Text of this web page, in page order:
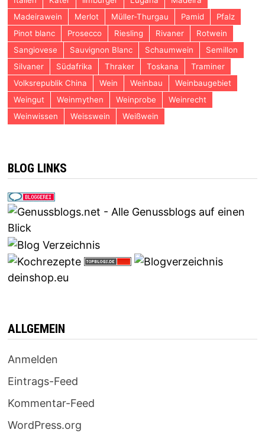
Madeirawein
Merlot Müller-Thurgau Pamid
Pfalz
Pinot blanc
Prosecco Riesling Rivaner
Rotwein
Sangiovese
Sauvignon Blanc Schaumwein
Semillon
Silvaner
Südafrika Thraker Toskana
Traminer
Volksrepublik China
Wein Weinbau
Weinbaugebiet
Weingut
Weinmythen Weinprobe
Weinrecht
Weinwissen
Weisswein Weißwein
BLOG LINKS
deinshop.eu
ALLGEMEIN
Anmelden
Eintrags-Feed
Kommentar-Feed
WordPress.org